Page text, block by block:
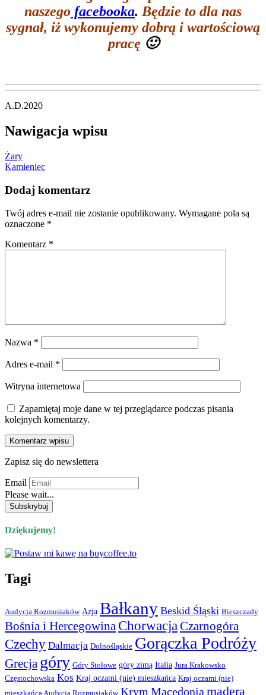
naszego facebooka.Będzie to dla nas
sygnał, iż wykonujemy dobrą i wartościową
pracę 🙂
A.D.2020
Nawigacja wpisu
Żary
Kamieniec
Dodaj komentarz
Twój adres e-mail nie zostanie opublikowany. Wymagane pola są
oznaczone *
Komentarz *
Nazwa *
Adres e-mail *
Witryna internetowa
Zapamiętaj moje dane w tej przeglądarce podczas pisania
kolejnych komentarzy.
Zapisz się do newslettera
Email
Please wait...
Dziękujemy!
Tagi
Audycja Rozmusiaków Azja Bałkany Beskid Śląski Bieszczady
Bośnia i Hercegowina Chorwacja Czarnogóra
Czechy Dalmacja Dolnośląskie Gorączka Podróży
Grecja góry Góry Stołowe góry zimą Italia Jura Krakowsko
Częstochowska Kos Kraj oczami (nie) mieszkańca Kraj oczami (nie)
mieszkańca Audycja Rozmusiaków Krym Macedonia madera